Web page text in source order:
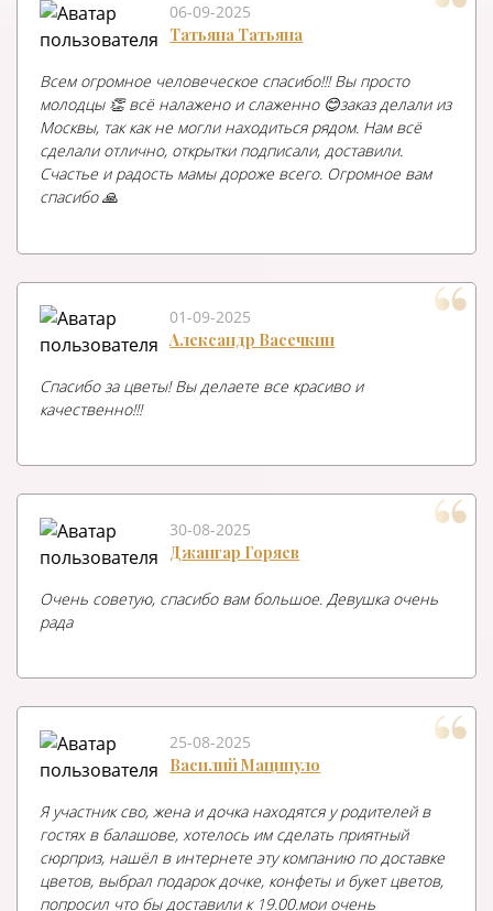
06-09-2025
Татьяна Татьяна
Всем огромное человеческое спасибо!!! Вы просто
молодцы 👏 всё налажено и слаженно 😊заказ делали из
Москвы, так как не могли находиться рядом. Нам всё
сделали отлично, открытки подписали, доставили.
Счастье и радость мамы дороже всего. Огромное вам
спасибо 🙏
01-09-2025
Александр Васечкин
Спасибо за цветы! Вы делаете все красиво и
качественно!!!
30-08-2025
Джангар Горяев
Очень советую, спасибо вам большое. Девушка очень
рада
25-08-2025
Василий Маципуло
Я участник сво, жена и дочка находятся у родителей в
гостях в балашове, хотелось им сделать приятный
сюрприз, нашёл в интернете эту компанию по доставке
цветов, выбрал подарок дочке, конфеты и букет цветов,
попросил что бы доставили к 19.00.мои очень